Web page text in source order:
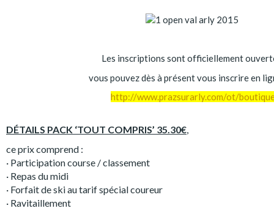
Les inscriptions sont officiellement
vous pouvez dès à présent vous inscrire en
http://www.prazsurarly.com/ot/
DÉTAILS PACK ‘TOUT COMPRIS’ 35.30€
ce prix comprend :
· Participation course / classement
· Repas du midi
· Forfait de ski au tarif spécial coureur
· Ravitaillement